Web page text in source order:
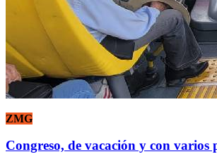
ZMG
Congreso, de vacación y con varios